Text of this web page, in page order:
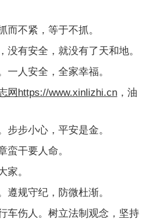
而不紧，等于不抓。
没有安全，就没有了天和地。
一人安全，全家幸福。
网https://www.xinlizhi.cn，油
步步小心，平安是金。
蛮干要人命。
家。
遵规守纪，防微杜渐。
车伤人。树立法制观念，坚持